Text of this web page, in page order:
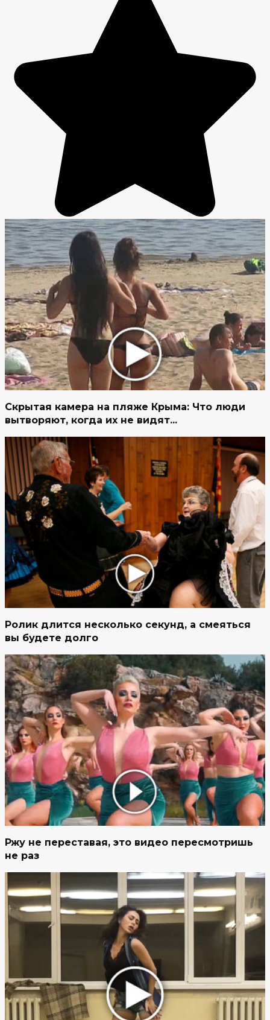
Скрытая камера на пляже Крыма: Что люди
вытворяют, когда их не видят...
Ролик длится несколько секунд, а смеяться
вы будете долго
Ржу не переставая, это видео пересмотришь
не раз